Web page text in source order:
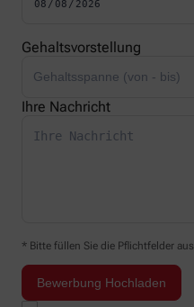
Gehaltsvorstellung
Ihre Nachricht
* Bitte füllen Sie die Pflichtfelder aus